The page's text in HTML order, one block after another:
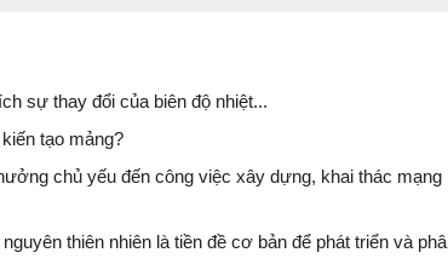
sự thay đổi của biên độ nhiệt...
tạo mảng?
chủ yếu đến công việc xây dựng, khai thác
thiên nhiên là tiền đề cơ bản để phát triển và